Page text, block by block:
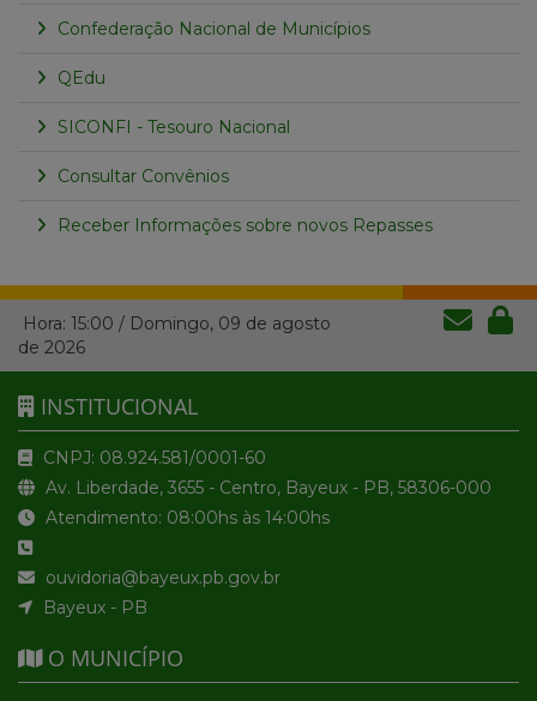
Confederação Nacional de Municípios
QEdu
SICONFI - Tesouro Nacional
Consultar Convênios
Receber Informações sobre novos Repasses
Hora: 15:00 / Domingo, 09 de agosto
de 2026
INSTITUCIONAL
CNPJ: 08.924.581/0001-60
Av. Liberdade, 3655 - Centro, Bayeux - PB, 58306-000
Atendimento: 08:00hs às 14:00hs
ouvidoria@bayeux.pb.gov.br
Bayeux - PB
O MUNICÍPIO